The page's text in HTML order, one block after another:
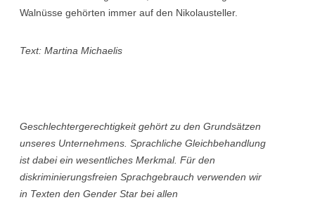
Walnüsse gehörten immer auf den Nikolausteller.
Text: Martina Michaelis
Geschlechtergerechtigkeit gehört zu den Grundsätzen
unseres Unternehmens. Sprachliche Gleichbehandlung
ist dabei ein wesentliches Merkmal. Für den
diskriminierungsfreien Sprachgebrauch verwenden wir
in Texten den Gender Star bei allen